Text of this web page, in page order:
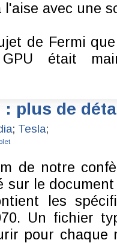
avec une
de Fermi
était
: plus de
; Tesla;
de notre
sur le
les
Un fichier
pour